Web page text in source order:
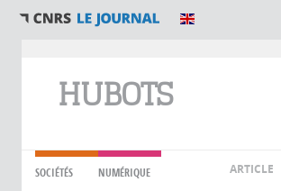
HUBOTS
SOCIÉTÉS NUMÉRIQUE ARTICLE